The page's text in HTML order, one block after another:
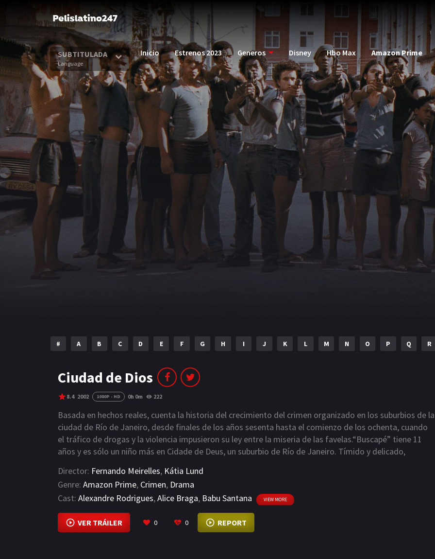
Inicio Estrenos 2023 Generos Disney Hbo Max Amazon Prime
SUBTITULADA
Language
# A B C D E F G H I J K L M N O P Q R
Ciudad de Dios
8.4 2002 1080P - HD 0h 0m 222
Basada en hechos reales, cuenta la historia del crecimiento del crimen organizado en los suburbios de la
ciudad de Río de Janeiro, desde finales de los años sesenta hasta el comienzo de los ochenta, cuando
el tráfico de drogas y la violencia impusieron su ley entre la miseria de las favelas.“Buscapé” tiene 11
años y es sólo un niño más en Cidade de Deus, un suburbio de Río de Janeiro. Tímido y delicado,
Ya sabe lo que quiere ser si consigue sobrevivir: fotógrafo. “Dadinho”, un niño de su misma edad, se
traslada al barrio. Sueña con ser el criminal más peligroso de Río de Janeiro y empieza su aprendizaje
haciendo recados para los delincuentes locales. Dos vidas paralelas en Cidade de Deus.
Director: Fernando Meirelles, Kátia Lund
Genre: Amazon Prime, Crimen, Drama
Cast: Alexandre Rodrigues,Alice Braga, Babu Santana VIEW MORE
VER TRÁILER 0 0 REPORT